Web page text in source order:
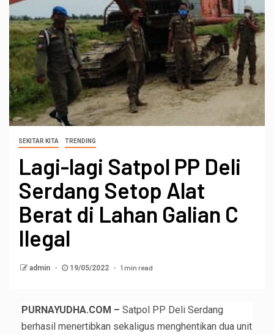
SEKITAR KITA TRENDING
Lagi-lagi Satpol PP Deli
Serdang Setop Alat
Berat di Lahan Galian C
Ilegal
admin 19/05/2022 1 min read
PURNAYUDHA.COM – Satpol PP Deli Serdang
berhasil menertibkan sekaligus menghentikan dua unit